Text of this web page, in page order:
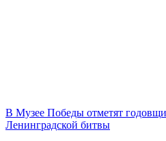
В Музее Победы отметят
Ленинградской битвы